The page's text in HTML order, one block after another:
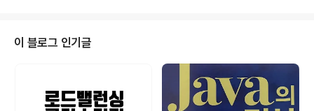
5 : Parity가 있는 RAID 방식 ( 3과목에서 출제 ) 라우터 (
Router )네트워크 상의 패킷을 전달하는 장비네트워크 상
에 발생한 트래픽 제어로 최적의 경로를 설정하는 장비 패
킷을 적절한 크기로 분할하거나 재조립하고 이들을 다시
캡슐화하는 기능을 한다. 네트워크를 분리하는데 사..
이 블로그 인기글